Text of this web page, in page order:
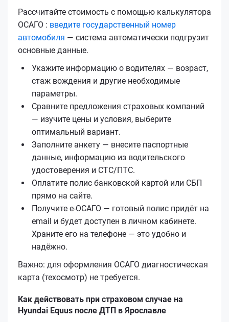
Рассчитайте стоимость с помощью калькулятора
ОСАГО : введите государственный номер
автомобиля — система автоматически подгрузит
основные данные.
Укажите информацию о водителях — возраст,
стаж вождения и другие необходимые
параметры.
Сравните предложения страховых компаний
— изучите цены и условия, выберите
оптимальный вариант.
Заполните анкету — внесите паспортные
данные, информацию из водительского
удостоверения и СТС/ПТС.
Оплатите полис банковской картой или СБП
прямо на сайте.
Получите е‑ОСАГО — готовый полис придёт на
email и будет доступен в личном кабинете.
Храните его на телефоне — это удобно и
надёжно.
Важно: для оформления ОСАГО диагностическая
карта (техосмотр) не требуется.
Как действовать при страховом случае на
Hyundai Equus после ДТП в Ярославле